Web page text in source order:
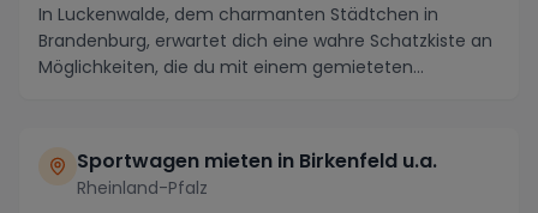
In Luckenwalde, dem charmanten Städtchen in
Brandenburg, erwartet dich eine wahre Schatzkiste an
Möglichkeiten, die du mit einem gemieteten
Sportwagen mieten in Birkenfeld u.a.
Rheinland-Pfalz